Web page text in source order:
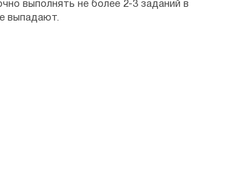
выполнять не более 2-3 заданий в
выпадают.